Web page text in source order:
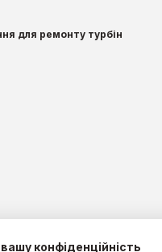
для ремонту турбін
конфіденційність